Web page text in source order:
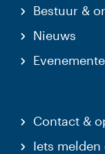
Bestuur &
Nieuws
Contact &
Iets